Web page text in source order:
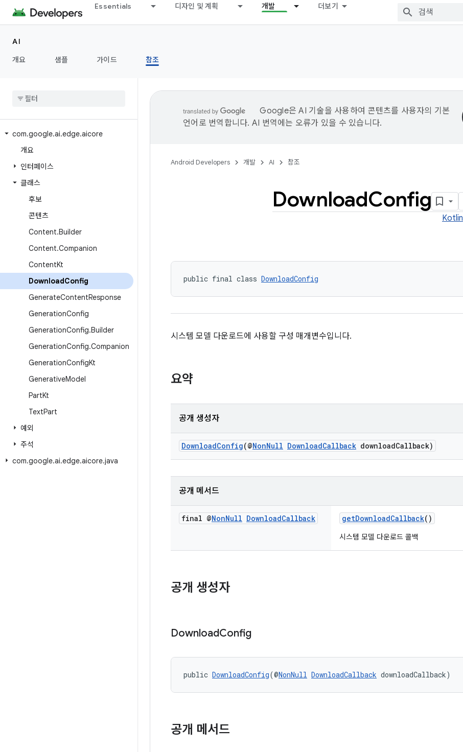
Essentials 디자인 및 계획 개발 더보기
AI
개요
샘플 가이드 참조
com.google.ai.edge.aicore
개요
인터페이스
클래스
후보
콘텐츠
Content.Builder
Content.Companion
ContentKt
DownloadConfig
GenerateContentResponse
GenerationConfig
GenerationConfig.Builder
GenerationConfig.Companion
GenerationConfigKt
GenerativeModel
PartKt
TextPart
예외
주석
com.google.ai.edge.aicore.java
Google은 AI 기술을 사용하여 콘텐츠를 사용자의 기본
언어로 번역합니다. AI 번역에는 오류가 있을 수 있습니다.
Android Developers 개발 AI 참조
DownloadConfig
Kotlin
public final class DownloadConfig
시스템 모델 다운로드에 사용할 구성 매개변수입니다.
요약
공개 생성자
DownloadConfig(@NonNull DownloadCallback downloadCallback)
공개 메서드
final @NonNull DownloadCallback getDownloadCallback()
시스템 모델 다운로드 콜백
공개 생성자
DownloadConfig
public DownloadConfig(@NonNull DownloadCallback downloadCallback)
공개 메서드